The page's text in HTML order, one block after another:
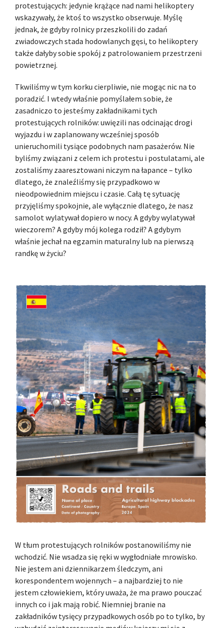
protestujących: jedynie krążące nad nami helikoptery
wskazywały, że ktoś to wszystko obserwuje. Myślę
jednak, że gdyby rolnicy przeszkolili do zadań
zwiadowczych stada hodowlanych gęsi, to helikoptery
także dałyby sobie spokój z patrolowaniem przestrzeni
powietrznej.
Tkwiliśmy w tym korku cierpliwie, nie mogąc nic na to
poradzić. I wtedy właśnie pomyślałem sobie, że
zasadniczo to jesteśmy zakładnikami tych
protestujących rolników: uwięzili nas odcinając drogi
wyjazdu i w zaplanowany wcześniej sposób
unieruchomili tysiące podobnych nam pasażerów. Nie
byliśmy związani z celem ich protestu i postulatami, ale
zostaliśmy zaaresztowani niczym na łapance – tylko
dlatego, że znaleźliśmy się przypadkowo w
nieodpowiednim miejscu i czasie. Całą tę sytuację
przyjęliśmy spokojnie, ale wyłącznie dlatego, że nasz
samolot wylatywał dopiero w nocy. A gdyby wylatywał
wieczorem? A gdyby mój kolega rodził? A gdybym
właśnie jechał na egzamin maturalny lub na pierwszą
randkę w życiu?
W tłum protestujących rolników postanowiliśmy nie
wchodzić. Nie wsadza się ręki w wygłodniałe mrowisko.
Nie jestem ani dziennikarzem śledczym, ani
korespondentem wojennych – a najbardziej to nie
jestem człowiekiem, który uważa, że ma prawo pouczać
innych co i jak mają robić. Niemniej branie na
zakładników tysięcy przypadkowych osób po to tylko, by